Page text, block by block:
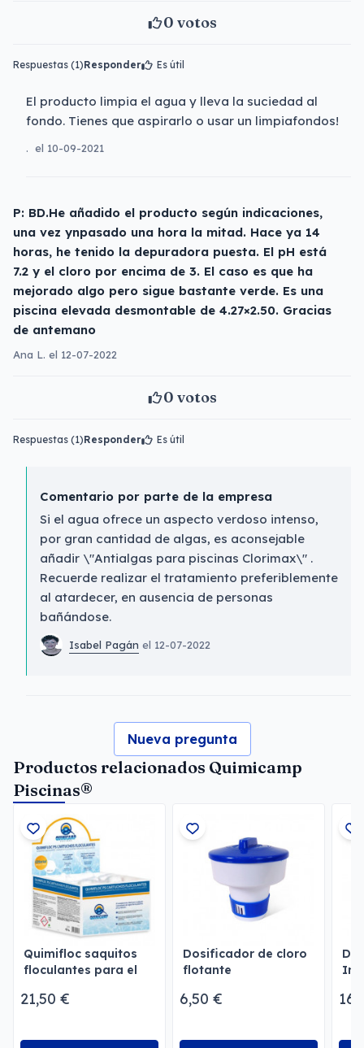
0 votos
Respuestas (1)Responder Es útil
El producto limpia el agua y lleva la suciedad al
fondo. Tienes que aspirarlo o usar un limpiafondos!
. el 10-09-2021
P: BD.He añadido el producto según indicaciones,
una vez ynpasado una hora la mitad. Hace ya 14
horas, he tenido la depuradora puesta. El pH está
7.2 y el cloro por encima de 3. El caso es que ha
mejorado algo pero sigue bastante verde. Es una
piscina elevada desmontable de 4.27×2.50. Gracias
de antemano
Ana L. el 12-07-2022
0 votos
Respuestas (1)Responder Es útil
Comentario por parte de la empresa
Si el agua ofrece un aspecto verdoso intenso,
por gran cantidad de algas, es aconsejable
añadir \"Antialgas para piscinas Clorimax\" .
Recuerde realizar el tratamiento preferiblemente
al atardecer, en ausencia de personas
bañándose.
Isabel Pagán el 12-07-2022
Nueva pregunta
Productos relacionados Quimicamp
Piscinas®
Quimifloc saquitos
floculantes para el
21,50 €
Dosificador de cloro
flotante
6,50 €